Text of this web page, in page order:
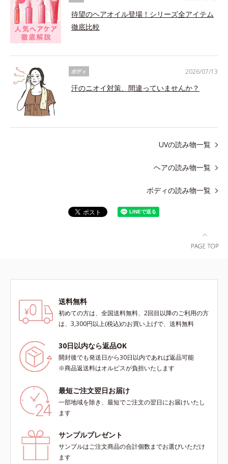
待望のヘアオイル登場！シリーズ全アイテム
徹底比較
ボディ
汗のニオイ対策、間違っていませんか？
2026/07/13
UVの読み物一覧
ヘアの読み物一覧
ボディの読み物一覧
送料無料
初めての方は、全国送料無料、2回目以降のご利用の方
は、3,300円以上(税込)のお買い上げで、送料無料
30日以内なら返品OK
開封後でも発送日から30日以内であれば返品可能
※商品返送料はオルビスが負担いたします
最短ご注文翌日お届け
一部地域を除き、最短でご注文の翌日にお届けいたし
ます
サンプルプレゼント
サンプルはご注文商品の合計個数までお選びいただけ
ます